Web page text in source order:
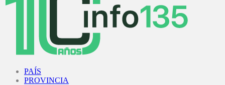
PAÍS
PROVINCIA